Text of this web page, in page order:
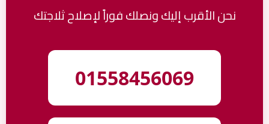
نحن الأقرب إليك ونصلك فوراً لإصلاح ثلاجتك
01558456069